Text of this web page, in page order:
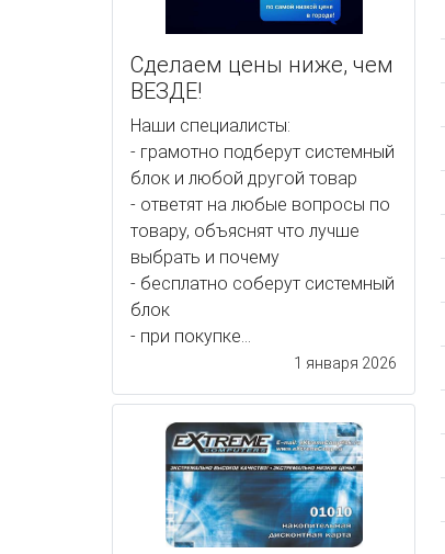
Сделаем цены ниже, чем
ВЕЗДЕ!
Наши специалисты:
- грамотно подберут системный
блок и любой другой товар
- ответят на любые вопросы по
товару, объяснят что лучше
выбрать и почему
- бесплатно соберут системный
блок
- при покупке...
1 января 2026